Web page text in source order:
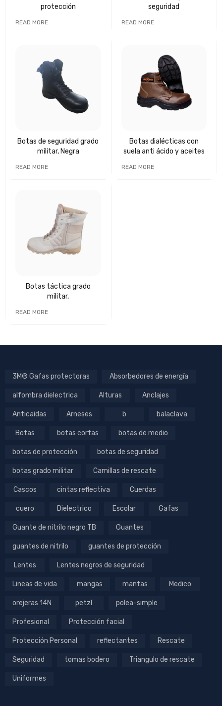
protección
READ MORE
seguridad
READ MORE
Botas de seguridad grado
militar, Negra
READ MORE
Botas dialécticas con
suela anti ácido y aceites
READ MORE
Botas táctica grado
militar,
READ MORE
3M® Gafas protectoras Absorbedores de energía
alfombra dielectrica Alturas Anclajes
Anticaidas Arneses b balaclava
Botas botas cortas botas de medio
botas de protección botas de seguridad
botas grado militar Camillas de rescate
Cascos cintas reflectiva Cuerdas
cuero Dielectrico Escolar Gafas
Guante de nitrilo negro TB Guantes
guantes de nitrilo guantes de protección
Lentes Lentes negros de seguridad
Lineas de vida mangas mantas Medico
orejeras 14N petzl polea-simple
Profesional Protección facial
Protección Personal reflectantes Rescate
Seguridad tomas bodero Triangulo de rescate
Uniformes